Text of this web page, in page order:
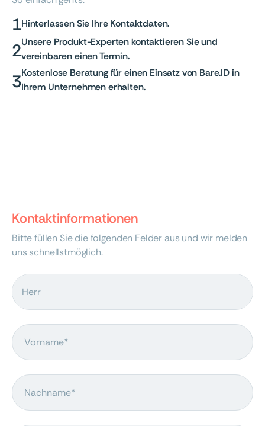
1Hinterlassen Sie Ihre Kontaktdaten.
2Unsere Produkt-Experten kontaktieren Sie und
vereinbaren einen Termin.
3Kostenlose Beratung für einen Einsatz von Bare.ID in
Ihrem Unternehmen erhalten.
Kontaktinformationen
Bitte füllen Sie die folgenden Felder aus und wir melden
uns schnellstmöglich.